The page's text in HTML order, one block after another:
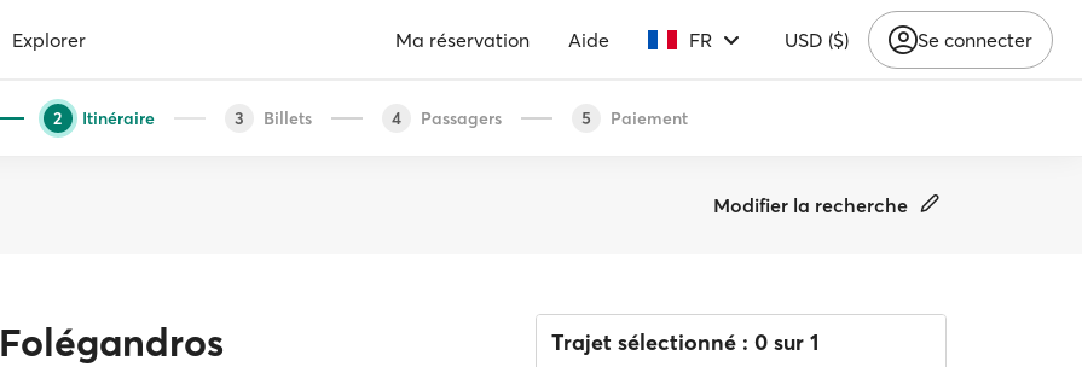
Explorer Ma réservation Aide FR USD ($) Se connecter
2 Itinéraire 3 Billets 4 Passagers 5 Paiement
Modifier la recherche
Folégandros Trajet sélectionné : 0 sur 1